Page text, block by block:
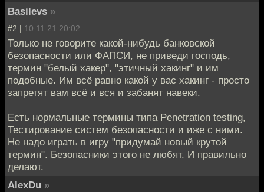
Basilevs »
#2 | 10.11.21 20:02
Только не говорите какой-нибудь банковской
безопасности или ФАПСИ, не приведи господь,
термин "белый хакер", "этичный хакинг" и им
подобные. Им всё равно какой у вас хакинг - просто
запретят вам всё и вся и забанят навеки.
Есть нормальные термины типа Penetration testing,
Тестирование систем безопасности и иже с ними.
Не надо играть в игру "придумай новый крутой
термин". Безопасники этого не любят. И правильно
делают.
AlexDu »